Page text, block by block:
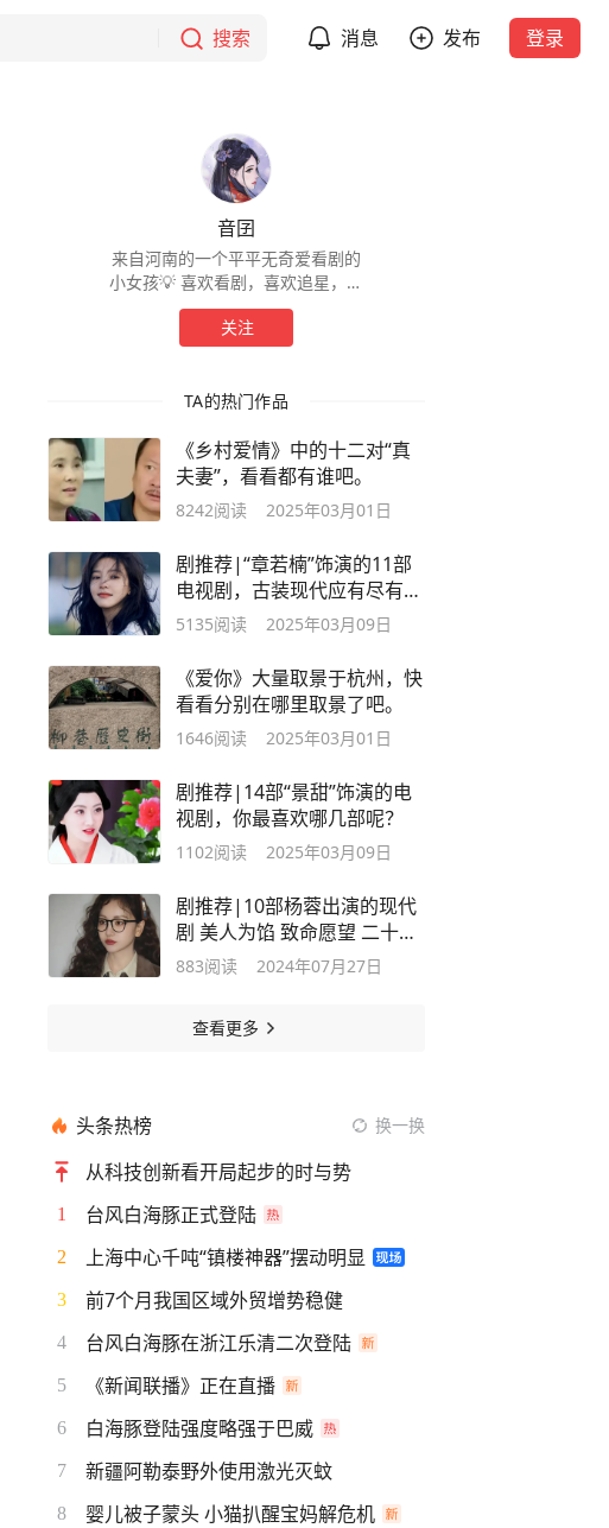
搜索 消息 发布 登录
音囝
来自河南的一个平平无奇爱看剧的
小女孩💡 喜欢看剧，喜欢追星，喜
欢冲浪🏄🏻‍♀️ 定期定量的分享我的追
剧感受，很高兴在网络上认识大家
☎️
关注
TA的热门作品
《乡村爱情》中的十二对“真
夫妻”，看看都有谁吧。
8242阅读 2025年03月01日
剧推荐|“章若楠”饰演的11部
电视剧，古装现代应有尽有，
强推荐
5135阅读 2025年03月09日
《爱你》大量取景于杭州，快
看看分别在哪里取景了吧。
1646阅读 2025年03月01日
剧推荐|14部“景甜”饰演的电
视剧，你最喜欢哪几部呢？
1102阅读 2025年03月09日
剧推荐|10部杨蓉出演的现代
剧 美人为馅 致命愿望 二十九
沙海（1）
883阅读 2024年07月27日
查看更多
头条热榜 换一换
从科技创新看开局起步的时与势
1 台风白海豚正式登陆
2 上海中心千吨“镇楼神器”摆动明显
3 前7个月我国区域外贸增势稳健
4 台风白海豚在浙江乐清二次登陆
5 《新闻联播》正在直播
6 白海豚登陆强度略强于巴威
7 新疆阿勒泰野外使用激光灭蚊
8 婴儿被子蒙头 小猫扒醒宝妈解危机